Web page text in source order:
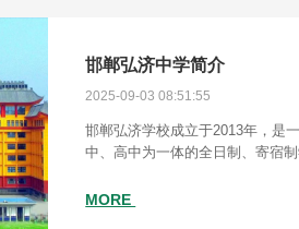
邯郸弘济中学简介
2025-09-03 08:51:55
邯郸弘济学校成立于2013年，是
中、高中为一体的全日制、寄宿
周县四区县交界的经开区小西堡乡
MORE